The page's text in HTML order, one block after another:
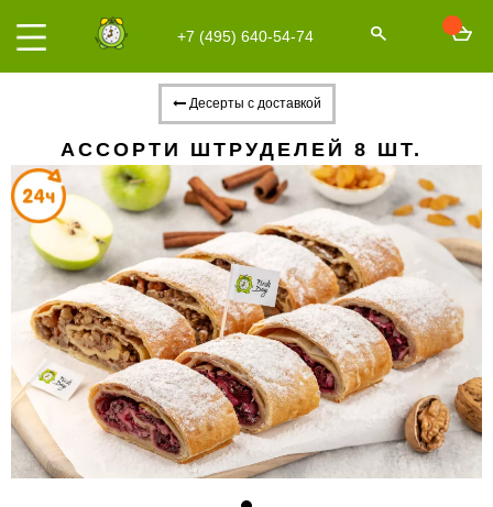
+7 (495) 640-54-74
Десерты с доставкой
АССОРТИ ШТРУДЕЛЕЙ 8 ШТ.